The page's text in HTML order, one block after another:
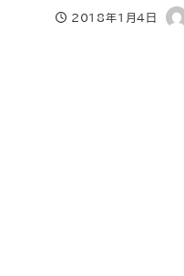
投稿日
2018年1月4日
著